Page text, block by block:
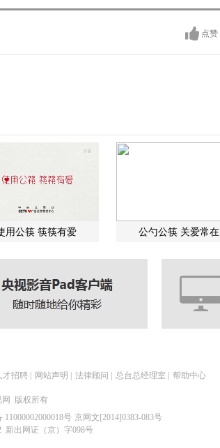
点赞
用公筷 筷筷有爱 公勺公筷 关爱常在
才招聘 网站声明 法律顾问 总台总经理室 帮助中心
网 版权所有
11000002000018号 京网文[2014]0383-083号
新出网证（京）字098号